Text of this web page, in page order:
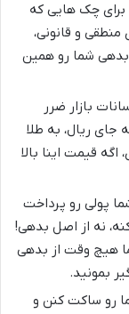
برای چک هایی که
و قانونی،
شما رو همین
بازار ضرر
جای ریال، به طلا
قیمت اینا بالا
پولی رو پرداخت
نه از اصل بدهی!
هیچ وقت از بدهی
بمونید.
رو ساکت کنن و